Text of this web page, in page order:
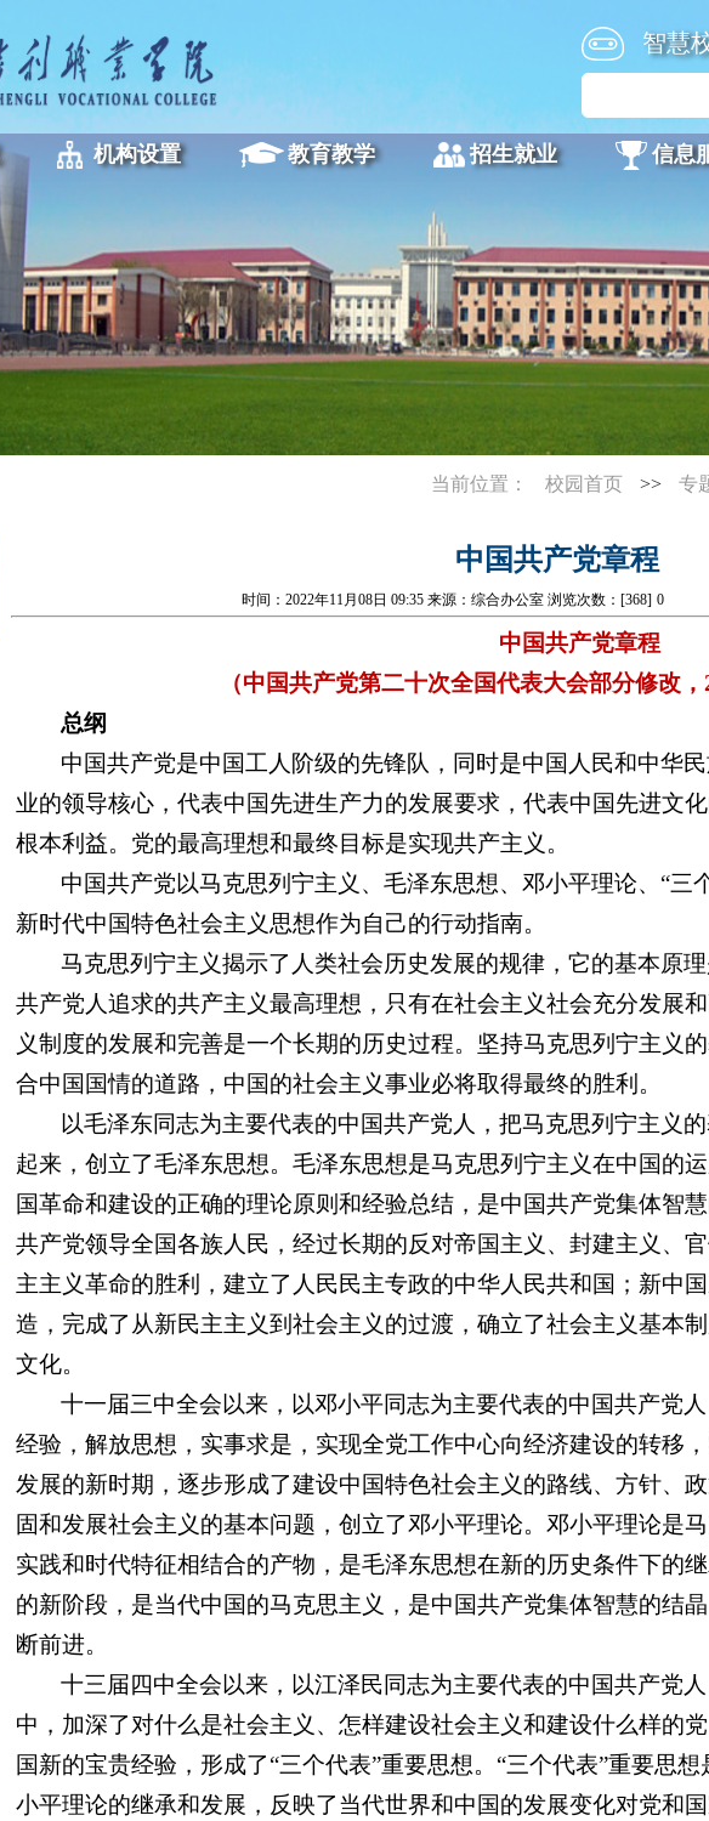
智慧
机构设置 教育教学 招生就业 信息
当前位置： 校园首页 >> 专
​中国共产党章程
时间：2022年11月08日 09:35 来源：综合办公室 浏览次数：[368] 0
中国共产党章程
（中国共产党第二十次全国代表大会部分修改，
总纲
中国共产党是中国工人阶级的先锋队，同时是中国人民和中华
业的领导核心，代表中国先进生产力的发展要求，代表中国先进文
根本利益。党的最高理想和最终目标是实现共产主义。
中国共产党以马克思列宁主义、毛泽东思想、邓小平理论、“三
新时代中国特色社会主义思想作为自己的行动指南。
马克思列宁主义揭示了人类社会历史发展的规律，它的基本原
共产党人追求的共产主义最高理想，只有在社会主义社会充分发展
义制度的发展和完善是一个长期的历史过程。坚持马克思列宁主义
合中国国情的道路，中国的社会主义事业必将取得最终的胜利。
以毛泽东同志为主要代表的中国共产党人，把马克思列宁主义
起来，创立了毛泽东思想。毛泽东思想是马克思列宁主义在中国的
国革命和建设的正确的理论原则和经验总结，是中国共产党集体智
共产党领导全国各族人民，经过长期的反对帝国主义、封建主义、
主主义革命的胜利，建立了人民民主专政的中华人民共和国；新中
造，完成了从新民主主义到社会主义的过渡，确立了社会主义基本
文化。
十一届三中全会以来，以邓小平同志为主要代表的中国共产党
经验，解放思想，实事求是，实现全党工作中心向经济建设的转移
发展的新时期，逐步形成了建设中国特色社会主义的路线、方针、
固和发展社会主义的基本问题，创立了邓小平理论。邓小平理论是
实践和时代特征相结合的产物，是毛泽东思想在新的历史条件下的
的新阶段，是当代中国的马克思主义，是中国共产党集体智慧的结
断前进。
十三届四中全会以来，以江泽民同志为主要代表的中国共产党
中，加深了对什么是社会主义、怎样建设社会主义和建设什么样的
国新的宝贵经验，形成了“三个代表”重要思想。“三个代表”重要思
小平理论的继承和发展，反映了当代世界和中国的发展变化对党和